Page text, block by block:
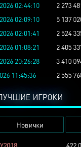
02:44:10
2 273
02:09:10
5 137
02:01:41
2 524
01:08:21
2 405
20:26:28
3 410
11:45:36 2 555
ИГРОКИ
Новички
422